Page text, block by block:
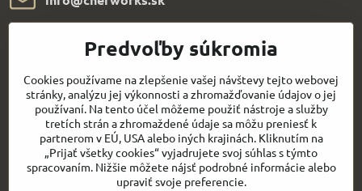
Všetko k nákupu
Sledujte naše novinky aj na sieťach:
Facebook Youtube
Predvoľby súkromia
Cookies používame na zlepšenie vašej návštevy tejto webovej
stránky, analýzu jej výkonnosti a zhromažďovanie údajov o jej
používaní. Na tento účel môžeme použiť nástroje a služby
tretích strán a zhromaždené údaje sa môžu preniesť k
partnerom v EÚ, USA alebo iných krajinách. Kliknutím na
„Prijať všetky cookies“ vyjadrujete svoj súhlas s týmto
spracovaním. Nižšie môžete nájsť podrobné informácie alebo
upraviť svoje preferencie.